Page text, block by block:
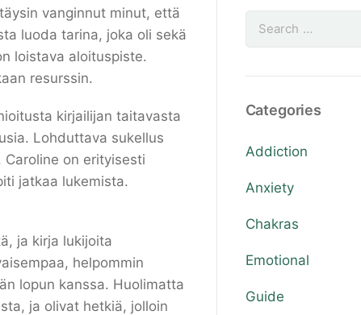
vanginnut minut, että
luoda tarina, joka oli sekä
loistava aloituspiste.
resurssin.
kirjailijan taitavasta
Lohduttava sukellus
on erityisesti
jatkaa lukemista.
ja kirja lukijoita
helpommin
lopun kanssa. Huolimatta
ja olivat hetkiä, jolloin
Categories
Addiction
Anxiety
Chakras
Emotional
Guide